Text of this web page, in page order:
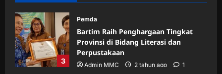
3
Pemda
Bartim Raih Penghargaan Tingkat
Provinsi di Bidang Literasi dan
Perpustakaan
Admin MMC 2 tahun ago 1